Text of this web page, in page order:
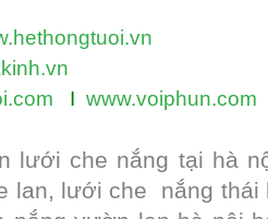
I www.voiphun.com
lưới che nắng tại hà
lan, lưới che nắng thái